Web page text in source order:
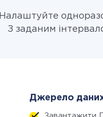
Налаштуйте
З заданим
Джерело